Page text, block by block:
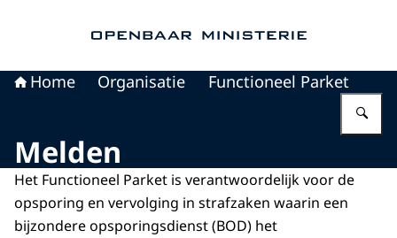
Home Organisatie Functioneel Parket
Melden
Het Functioneel Parket is verantwoordelijk voor de
opsporing en vervolging in strafzaken waarin een
bijzondere opsporingsdienst (BOD) het